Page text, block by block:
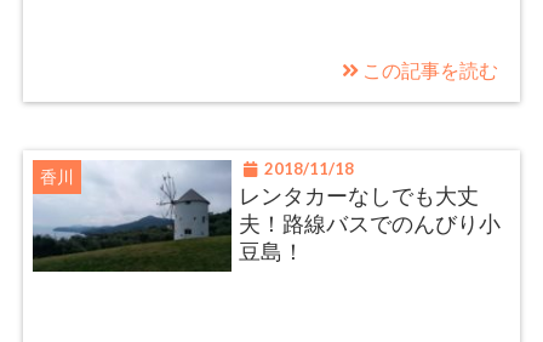
この記事を読む
香川 2018/11/18
レンタカーなしでも大丈
夫！路線バスでのんびり小
豆島！